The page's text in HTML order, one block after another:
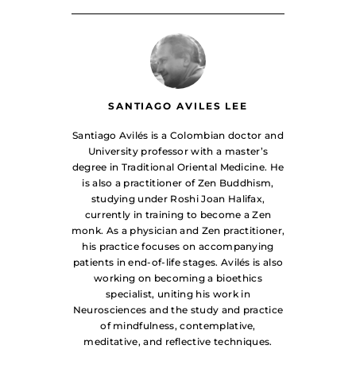
SANTIAGO AVILES LEE
Santiago Avilés is a Colombian doctor and
University professor with a master’s
degree in Traditional Oriental Medicine. He
is also a practitioner of Zen Buddhism,
studying under Roshi Joan Halifax,
currently in training to become a Zen
monk. As a physician and Zen practitioner,
his practice focuses on accompanying
patients in end-of-life stages. Avilés is also
working on becoming a bioethics
specialist, uniting his work in
Neurosciences and the study and practice
of mindfulness, contemplative,
meditative, and reflective techniques.